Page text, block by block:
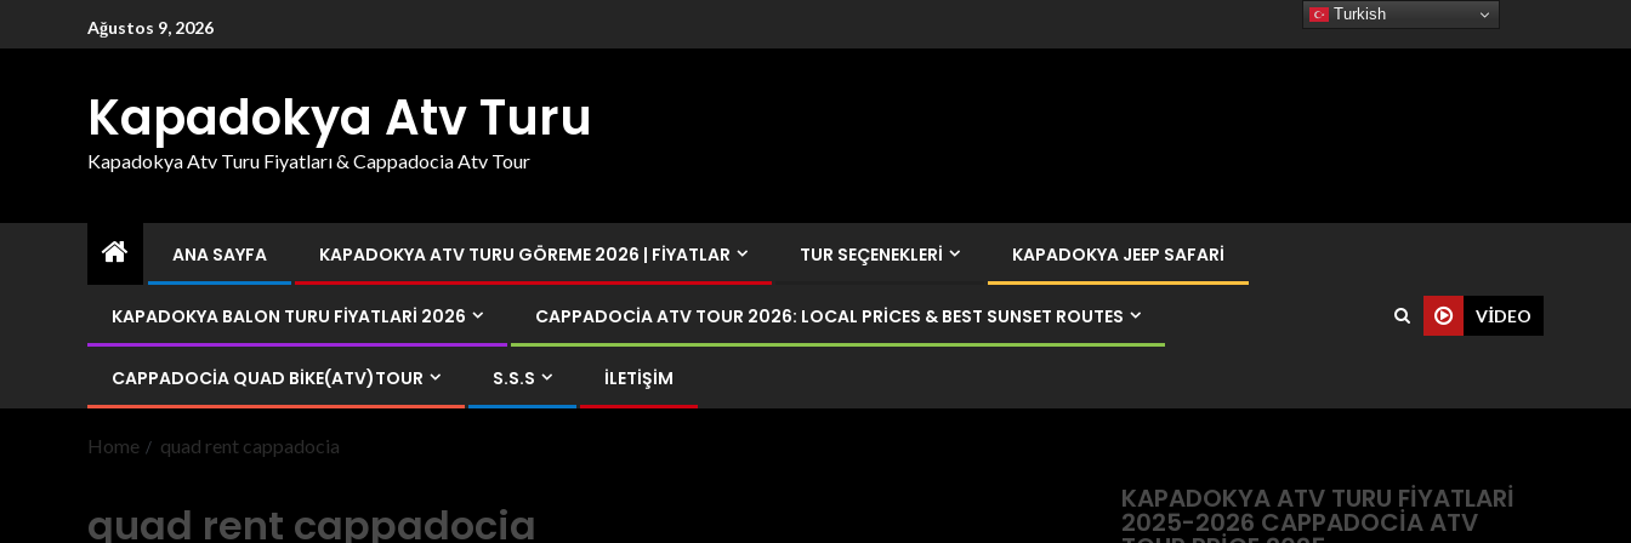
Ağustos 9, 2026
Kapadokya Atv Turu
Kapadokya Atv Turu Fiyatları & Cappadocia Atv Tour
ANA SAYFA KAPADOKYA ATV TURU GÖREME 2026 | FIYATLAR TUR SEÇENEKLERI KAPADOKYA JEEP SAFARI
KAPADOKYA BALON TURU FIYATLARI 2026 CAPPADOCIA ATV TOUR 2026: LOCAL PRICES & BEST SUNSET ROUTES
CAPPADOCIA QUAD BIKE(ATV)TOUR S.S.S İLETIŞIM
VIDEO
Home quad rent cappadocia
quad rent cappadocia KAPADOKYA ATV TURU FIYATLARI
2025-2026 CAPPADOCIA ATV
Turkish